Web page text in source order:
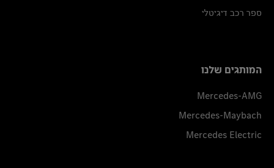
ספר רכב דיגיטלי
המותגים שלנו
Mercedes-AMG
Mercedes-Maybach
Mercedes Electric